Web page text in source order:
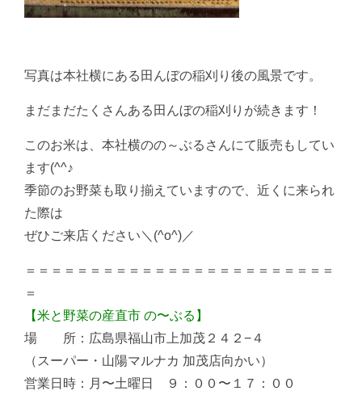
写真は本社横にある田んぼの稲刈り後の風景です。
まだまだたくさんある田んぼの稲刈りが続きます！
このお米は、本社横のの～ぶるさんにて販売もしてい
ます(^^♪
季節のお野菜も取り揃えていますので、近くに来られ
た際は
ぜひご来店ください＼(^o^)／
＝＝＝＝＝＝＝＝＝＝＝＝＝＝＝＝＝＝＝＝＝＝＝＝
＝
【米と野菜の産直市 の〜ぶる】
場 所：広島県福山市上加茂２４２−４
（スーパー・山陽マルナカ 加茂店向かい）
営業日時：月〜土曜日 ９：００〜１７：００